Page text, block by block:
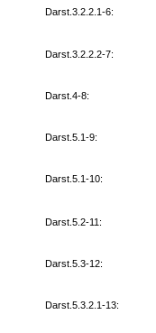
Darst.3.2.2.1-6:
Darst.3.2.2.2-7:
Darst.4-8:
Darst.5.1-9:
Darst.5.1-10:
Darst.5.2-11:
Darst.5.3-12:
Darst.5.3.2.1-13: